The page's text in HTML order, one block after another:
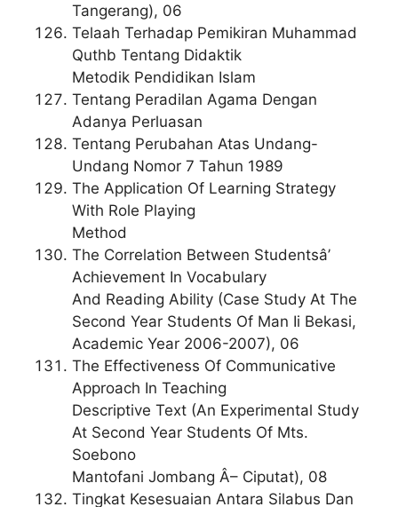
Tangerang), 06
Telaah Terhadap Pemikiran Muhammad
Quthb Tentang Didaktik
Metodik Pendidikan Islam
Tentang Peradilan Agama Dengan
Adanya Perluasan
Tentang Perubahan Atas Undang-
Undang Nomor 7 Tahun 1989
The Application Of Learning Strategy
With Role Playing
Method
The Correlation Between Studentsâ’
Achievement In Vocabulary
And Reading Ability (Case Study At The
Second Year Students Of Man Ii Bekasi,
Academic Year 2006-2007), 06
The Effectiveness Of Communicative
Approach In Teaching
Descriptive Text (An Experimental Study
At Second Year Students Of Mts.
Soebono
Mantofani Jombang Â– Ciputat), 08
Tingkat Kesesuaian Antara Silabus Dan